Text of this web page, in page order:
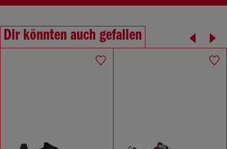
Dir könnten auch gefallen